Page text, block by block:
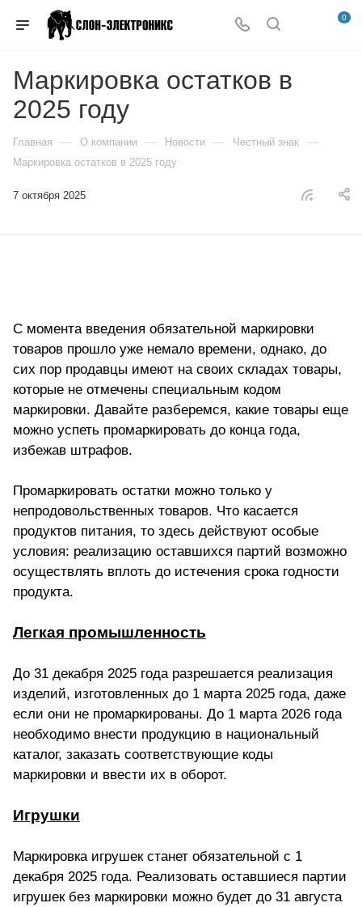
0
Маркировка остатков в
2025 году
Главная — О компании — Новости — Честный знак —
Маркировка остатков в 2025 году
7 октября 2025
С момента введения обязательной маркировки
товаров прошло уже немало времени, однако, до
сих пор продавцы имеют на своих складах товары,
которые не отмечены специальным кодом
маркировки. Давайте разберемся, какие товары еще
можно успеть промаркировать до конца года,
избежав штрафов.
Промаркировать остатки можно только у
непродовольственных товаров. Что касается
продуктов питания, то здесь действуют особые
условия: реализацию оставшихся партий возможно
осуществлять вплоть до истечения срока годности
продукта.
Легкая промышленность
До 31 декабря 2025 года разрешается реализация
изделий, изготовленных до 1 марта 2025 года, даже
если они не промаркированы. До 1 марта 2026 года
необходимо внести продукцию в национальный
каталог, заказать соответствующие коды
маркировки и ввести их в оборот.
Игрушки
Маркировка игрушек станет обязательной с 1
декабря 2025 года. Реализовать оставшиеся партии
игрушек без маркировки можно будет до 31 августа